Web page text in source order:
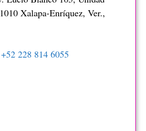
Xalapa-Enríquez, Ver.,
+52 228 814 6055